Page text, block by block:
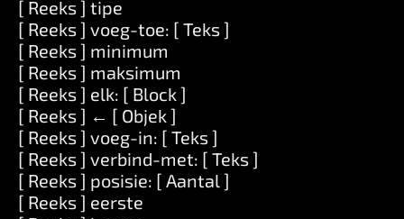
[ Reeks ] tipe
[ Reeks ] voeg-toe: [ Teks ]
[ Reeks ] minimum
[ Reeks ] maksimum
[ Reeks ] elk: [ Block ]
[ Reeks ] ← [ Objek ]
[ Reeks ] voeg-in: [ Teks ]
[ Reeks ] verbind-met: [ Teks ]
[ Reeks ] posisie: [ Aantal ]
[ Reeks ] eerste